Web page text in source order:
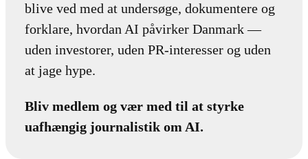
blive ved med at undersøge, dokumentere og
forklare, hvordan AI påvirker Danmark —
uden investorer, uden PR-interesser og uden
at jage hype.
Bliv medlem og vær med til at styrke
uafhængig journalistik om AI.